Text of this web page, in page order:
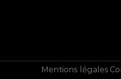
Mentions légales